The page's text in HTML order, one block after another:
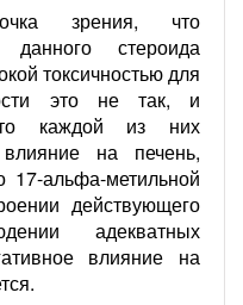
зрения, что
стероида
токсичностью для
это не так, и
каждой из них
на печень,
17-альфа-метильной
действующего
адекватных
влияние на